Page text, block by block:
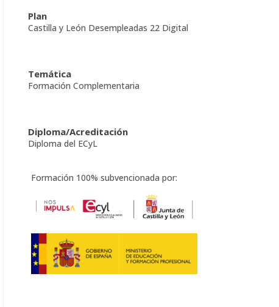
Plan
Castilla y León Desempleadas 22 Digital
Temática
Formación Complementaria
Diploma/Acreditación
Diploma del ECyL
Formación 100% subvencionada por: